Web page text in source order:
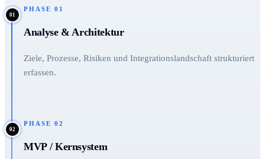
01
PHASE 01
Analyse & Architektur
Ziele, Prozesse, Risiken und Integrationslandschaft strukturiert
erfassen.
02
PHASE 02
MVP / Kernsystem